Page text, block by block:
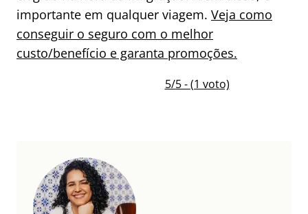
importante em qualquer viagem. Veja como
conseguir o seguro com o melhor
custo/benefício e garanta promoções.
5/5 - (1 voto)